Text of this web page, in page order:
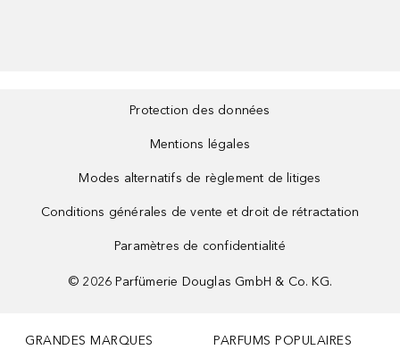
Protection des données
Mentions légales
Modes alternatifs de règlement de litiges
Conditions générales de vente et droit de rétractation
Paramètres de confidentialité
© 2026 Parfümerie Douglas GmbH & Co. KG.
GRANDES MARQUES PARFUMS POPULAIRES